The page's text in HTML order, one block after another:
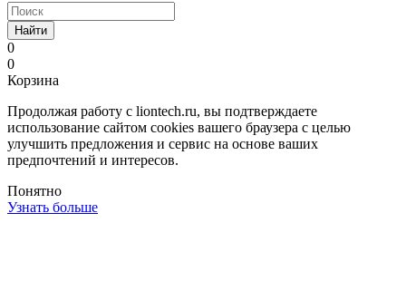
Найти
0
0
Корзина
Продолжая работу с liontech.ru, вы подтверждаете
использование сайтом cookies вашего браузера с целью
улучшить предложения и сервис на основе ваших
предпочтений и интересов.
Понятно
Узнать больше